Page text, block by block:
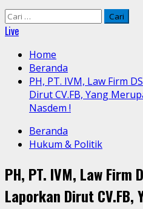
Cari
untuk:
Live
Home
Beranda
PH, PT. IVM, Law Firm
Dirut CV.FB, Yang
Nasdem !
Beranda
Hukum & Politik
PH, PT. IVM, Law Firm
Laporkan Dirut CV.FB,